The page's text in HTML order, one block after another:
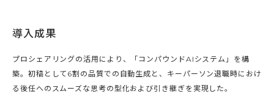
導入成果
プロシェアリングの活用により、「コンパウンドAIシステム」を構
築。初稿として6割の品質での自動生成と、キーパーソン退職時におけ
る後任へのスムーズな思考の型化および引き継ぎを実現した。